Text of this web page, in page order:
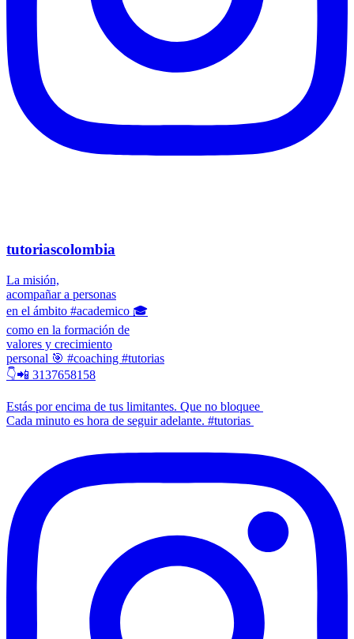
tutoriascolombia
La misión,
acompañar a personas
en el ámbito #academico 🎓
como en la formación de
valores y crecimiento
personal 🎯 #coaching #tutorias
👇📲 3137658158
Estás por encima de tus limitantes. Que no bloquee
Cada minuto es hora de seguir adelante. #tutorias